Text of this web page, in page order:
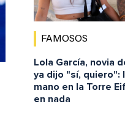
FAMOSOS
Lola García, novia
ya dijo "sí, quiero":
mano en la Torre
en nada